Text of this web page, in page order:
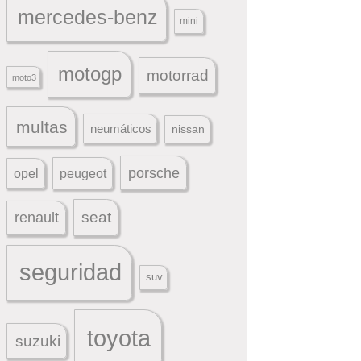
mercedes-benz mini
moto3 motogp motorrad
multas neumáticos nissan
opel peugeot porsche
renault seat
seguridad suv
suzuki toyota